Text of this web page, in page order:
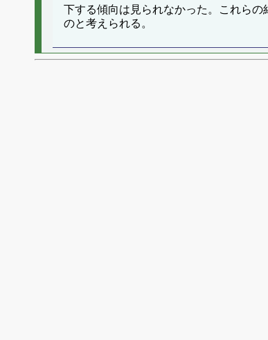
下する傾向は見られなかった。これら
のと考えられる。